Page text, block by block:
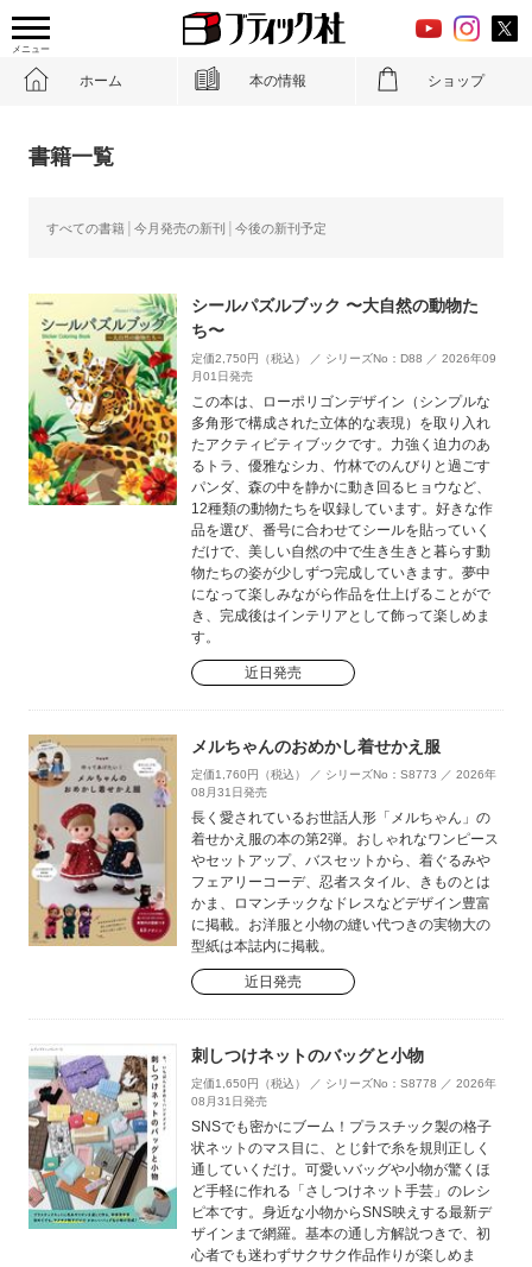
メニュー
ホーム 本の情報 ショップ
書籍一覧
すべての書籍 今月発売の新刊 今後の新刊予定
シールパズルブック 〜大自然の動物た
ち〜
定価2,750円（税込） ／ シリーズNo：D88 ／ 2026年09
月01日発売
この本は、ローポリゴンデザイン（シンプルな
多角形で構成された立体的な表現）を取り入れ
たアクティビティブックです。力強く迫力のあ
るトラ、優雅なシカ、竹林でのんびりと過ごす
パンダ、森の中を静かに動き回るヒョウなど、
12種類の動物たちを収録しています。好きな作
品を選び、番号に合わせてシールを貼っていく
だけで、美しい自然の中で生き生きと暮らす動
物たちの姿が少しずつ完成していきます。夢中
になって楽しみながら作品を仕上げることがで
き、完成後はインテリアとして飾って楽しめま
す。
近日発売
メルちゃんのおめかし着せかえ服
定価1,760円（税込） ／ シリーズNo：S8773 ／ 2026年
08月31日発売
長く愛されているお世話人形「メルちゃん」の
着せかえ服の本の第2弾。おしゃれなワンピース
やセットアップ、バスセットから、着ぐるみや
フェアリーコーデ、忍者スタイル、きものとは
かま、ロマンチックなドレスなどデザイン豊富
に掲載。お洋服と小物の縫い代つきの実物大の
型紙は本誌内に掲載。
近日発売
刺しつけネットのバッグと小物
定価1,650円（税込） ／ シリーズNo：S8778 ／ 2026年
08月31日発売
SNSでも密かにブーム！プラスチック製の格子
状ネットのマス目に、とじ針で糸を規則正しく
通していくだけ。可愛いバッグや小物が驚くほ
ど手軽に作れる「さしつけネット手芸」のレシ
ピ本です。身近な小物からSNS映えする最新デ
ザインまで網羅。基本の通し方解説つきで、初
心者でも迷わずサクサク作品作りが楽しめま